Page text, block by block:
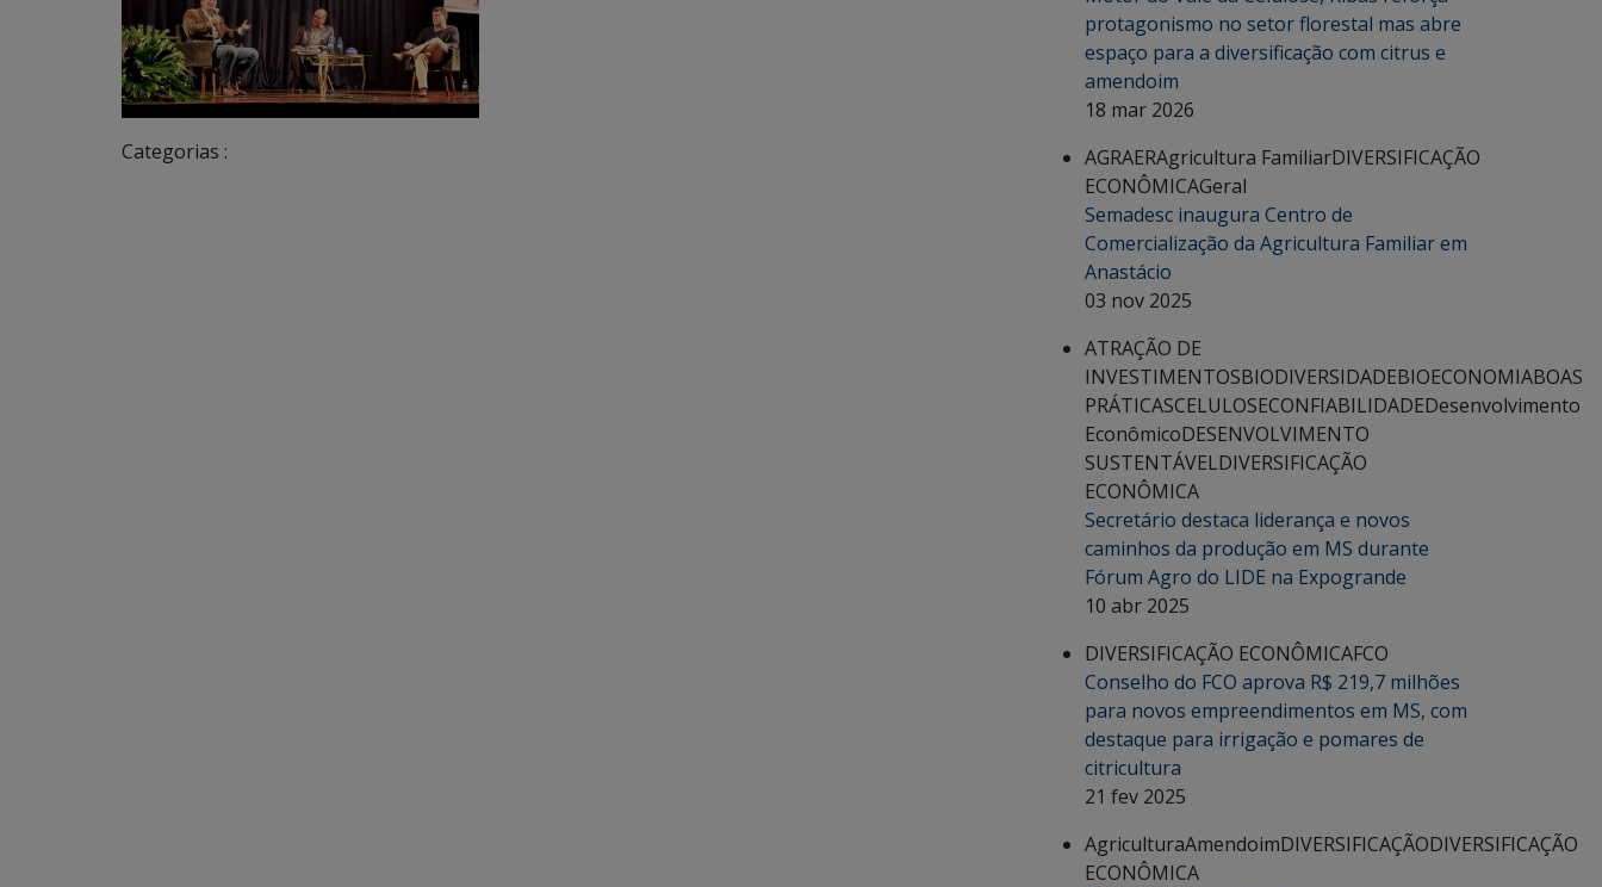
Categorias :
protagonismo no setor florestal mas abre
espaço para a diversificação com citrus e
amendoim
18 mar 2026
AGRAERAgricultura FamiliarDIVERSIFICAÇÃO
ECONÔMICAGeral
Semadesc inaugura Centro de
Comercialização da Agricultura Familiar em
Anastácio
03 nov 2025
ATRAÇÃO DE
INVESTIMENTOSBIODIVERSIDADEBIOECONOMIABOAS
PRÁTICASCELULOSECONFIABILIDADEDesenvolvimento
EconômicoDESENVOLVIMENTO
SUSTENTÁVELDIVERSIFICAÇÃO
ECONÔMICA
Secretário destaca liderança e novos
caminhos da produção em MS durante
Fórum Agro do LIDE na Expogrande
10 abr 2025
DIVERSIFICAÇÃO ECONÔMICAFCO
Conselho do FCO aprova R$ 219,7 milhões
para novos empreendimentos em MS, com
destaque para irrigação e pomares de
citricultura
21 fev 2025
AgriculturaAmendoimDIVERSIFICAÇÃODIVERSIFICAÇÃO
ECONÔMICA